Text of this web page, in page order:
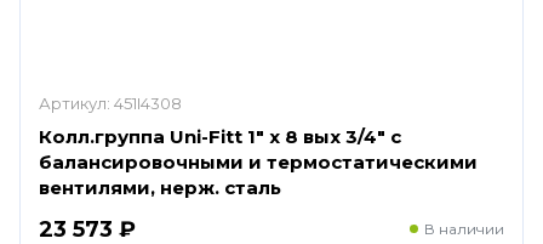
Артикул: 451I4308
Колл.группа Uni-Fitt 1" х 8 вых 3/4" с
балансировочными и термостатическими
вентилями, нерж. сталь
23 573 ₽ В наличии